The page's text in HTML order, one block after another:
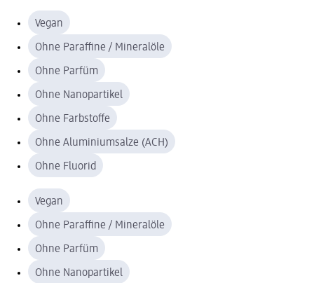
Vegan
Ohne Paraffine / Mineralöle
Ohne Parfüm
Ohne Nanopartikel
Ohne Farbstoffe
Ohne Aluminiumsalze (ACH)
Ohne Fluorid
Vegan
Ohne Paraffine / Mineralöle
Ohne Parfüm
Ohne Nanopartikel